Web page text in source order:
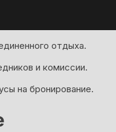
отдыха.
и комиссии.
на бронирование.